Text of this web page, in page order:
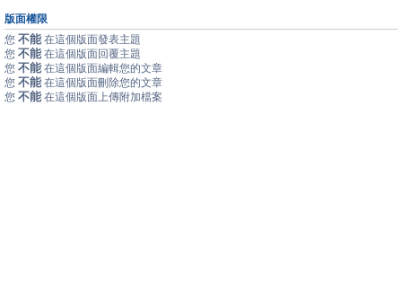
版面權限
您 不能 在這個版面發表主題
您 不能 在這個版面回覆主題
您 不能 在這個版面編輯您的文章
您 不能 在這個版面刪除您的文章
您 不能 在這個版面上傳附加檔案